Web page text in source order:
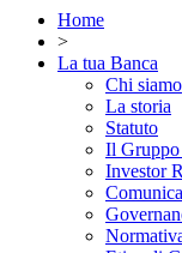
Home
>
La tua Banca
Chi siamo
La storia
Statuto
Il
Investor